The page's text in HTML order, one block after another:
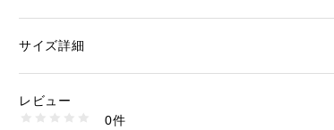
首元に巻いたりバッグアレンジにもおすすめです。
性別：レディース
生産国：中国製
1600300006632
サイズ詳細
レビュー
0件